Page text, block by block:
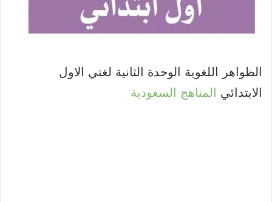
الظواهر اللغوية الوحدة الثانية لغتي الاول
الابتدائي المناهج السعودية